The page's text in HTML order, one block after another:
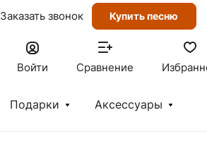
Заказать звонок Купить песню
Войти Сравнение
Подарки Аксессуары